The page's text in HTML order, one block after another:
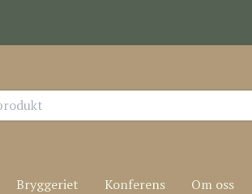
Bryggeriet Konferens Om oss